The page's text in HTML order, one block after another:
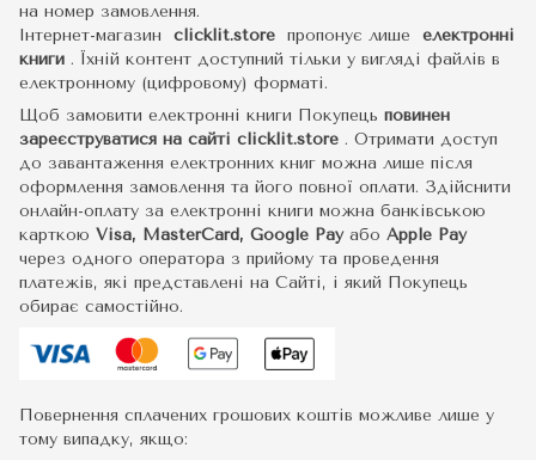
на номер замовлення.
Інтернет-магазин clicklit.store пропонує лише електронні
книги . Їхній контент доступний тільки у вигляді файлів в
електронному (цифровому) форматі.
Щоб замовити електронні книги Покупець повинен
зареєструватися на сайті clicklit.store . Отримати доступ
до завантаження електронних книг можна лише після
оформлення замовлення та його повної оплати. Здійснити
онлайн-оплату за електронні книги можна банківською
карткою Visa, MasterCard, Google Pay або Apple Pay
через одного оператора з прийому та проведення
платежів, які представлені на Сайті, і який Покупець
обирає самостійно.
Повернення сплачених грошових коштів можливе лише у
тому випадку, якщо: